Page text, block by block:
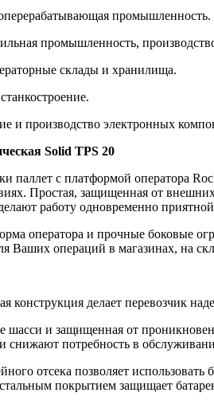
промышленность.
промышленность,
склады и хранилища.
и производство электронных
Solid TPS 20
паллет с платформой оператора
Простая, защищенная от
работу одновременно
оператора и прочные боковые
Ваших операций в магазинах, на
конструкция делает перевозчик
шасси и защищенная от
снижают потребность в
отсека позволяет
покрытием защищает